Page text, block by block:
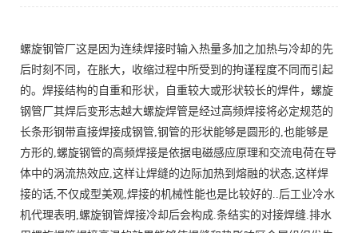
螺旋钢管厂这是因为连续焊接时输入热量多加之加热与冷却的先
后时刻不同，在胀大，收缩过程中所受到的拘谨程度不同而引起
的。焊接结构的自重和形状，自重较大或形状较长的焊件，螺旋
钢管厂其焊后变形志越大螺旋焊管是经过高频焊接将必定规范的
长条形钢带直接焊接成钢管,钢管的形状能够是圆形的,也能够是
方形的,螺旋钢管的高频焊接是依据电磁感应原理和交流电荷在导
体中的涡流热效应,这样让焊缝的边际加热到熔融的状态,这样焊
接的话,不仅成型美观,焊接的机械性能也是比较好的..后工业冷水
机代理表明,螺旋钢管焊接冷却后会构成.条结实的对接焊缝.排水